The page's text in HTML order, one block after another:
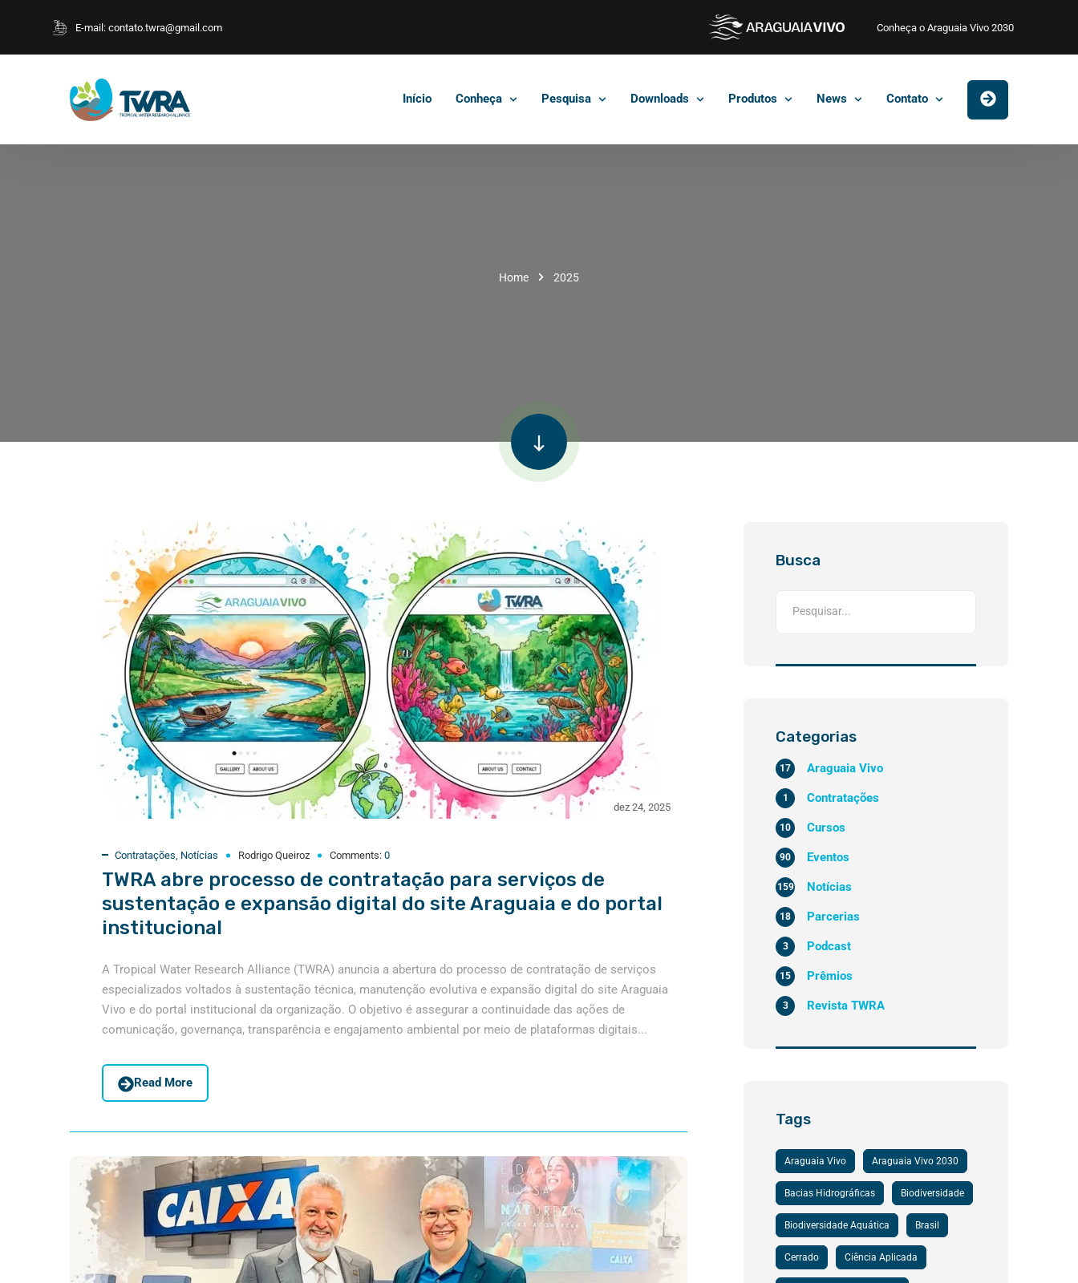
E-mail: contato.twra@gmail.com Conheça o Araguaia Vivo 2030
Início Conheça Pesquisa Downloads Produtos News Contato
Home 2025
dez 24, 2025
Contratações, Notícias Rodrigo Queiroz Comments: 0
TWRA abre processo de contratação para serviços de
sustentação e expansão digital do site Araguaia e do portal
institucional
A Tropical Water Research Alliance (TWRA) anuncia a abertura do processo de contratação de serviços
especializados voltados à sustentação técnica, manutenção evolutiva e expansão digital do site Araguaia
Vivo e do portal institucional da organização. O objetivo é assegurar a continuidade das ações de
comunicação, governança, transparência e engajamento ambiental por meio de plataformas digitais...
Read More
Busca
Categorias
Araguaia Vivo
17
Contratações
1
Cursos
10
Eventos
90
Notícias
159
Parcerias
18
Podcast
3
Prêmios
15
Revista TWRA
3
Tags
Araguaia Vivo Araguaia Vivo 2030
Bacias Hidrográficas Biodiversidade
Biodiversidade Aquática Brasil
Cerrado Ciência Aplicada